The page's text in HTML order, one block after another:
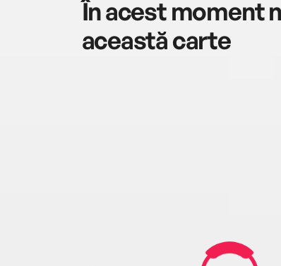
În acest moment
această carte